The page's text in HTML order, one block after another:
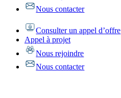
Nous contacter
Consulter un appel d’offre
Appel à projet
Nous rejoindre
Nous contacter